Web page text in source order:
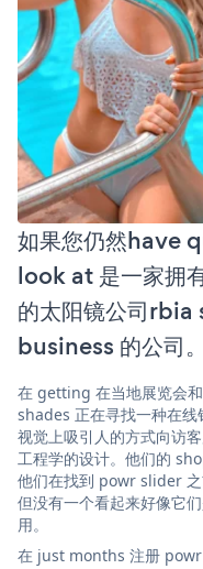
如果您仍然have
look at 是一家拥
的太阳镜公司
business 的公司。
在 getting 在当地展览会
shades 正在寻找一种在
视觉上吸引人的方式向访
工程学的设计。他们的
他们在找到 powr slider
但没有一个看起来好像它
用。
在 just months 注册